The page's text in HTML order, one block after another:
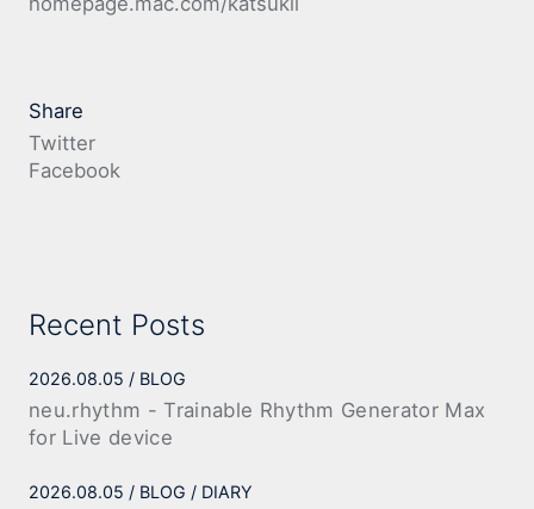
Share
Twitter
Facebook
Recent Posts
2026.08.05 BLOG
neu.rhythm - Trainable Rhythm Generator Max
for Live device
2026.08.05 BLOG DIARY